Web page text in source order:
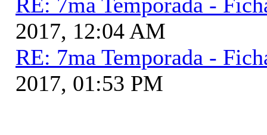
2017, 12:04 AM
RE: 7ma Temporada -
2017, 01:53 PM